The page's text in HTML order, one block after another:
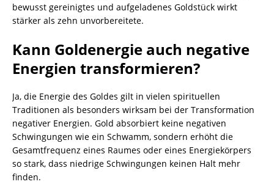
bewusst gereinigtes und aufgeladenes Goldstück wirkt
stärker als zehn unvorbereitete.
Kann Goldenergie auch negative
Energien transformieren?
Ja, die Energie des Goldes gilt in vielen spirituellen
Traditionen als besonders wirksam bei der Transformation
negativer Energien. Gold absorbiert keine negativen
Schwingungen wie ein Schwamm, sondern erhöht die
Gesamtfrequenz eines Raumes oder eines Energiekörpers
so stark, dass niedrige Schwingungen keinen Halt mehr
finden.